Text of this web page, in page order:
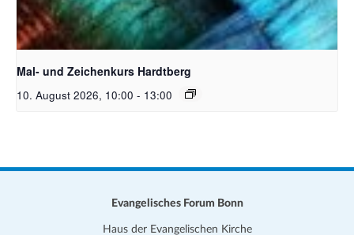
Unsplash_RhondaK Native Florida Folk Artist
Mal- und Zeichenkurs Hardtberg
10. August 2026, 10:00 - 13:00
Evangelisches Forum Bonn
Haus der Evangelischen Kirche